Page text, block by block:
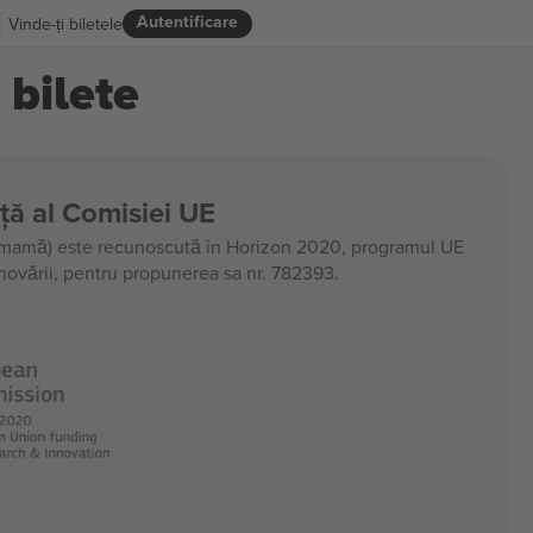
Autentificare
Vinde-ți biletele
bilete
al Comisiei UE
este recunoscută în Horizon 2020, programul UE
pentru propunerea sa nr. 782393.